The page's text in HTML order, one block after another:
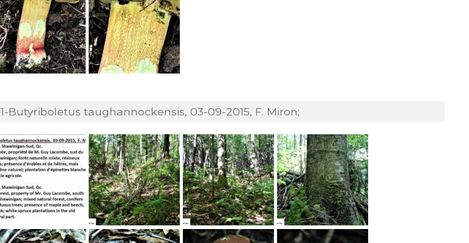
1-Butyriboletus taughannockensis, 03-09-2015, F. Miron;